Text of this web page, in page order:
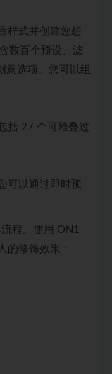
样式并创建您想
数百个预设、滤
意选项。您可以组
括 27 个可堆叠过
可以通过即时预
程。使用 ON1
的修饰效果：